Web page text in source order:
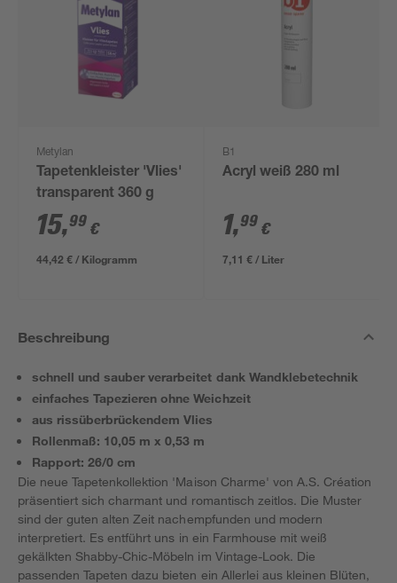
Metylan
Tapetenkleister 'Vlies'
transparent 360 g
15,99 €
44,42 € / Kilogramm
B1
Acryl weiß 280 ml
1,99 €
7,11 € / Liter
Beschreibung
schnell und sauber verarbeitet dank Wandklebetechnik
einfaches Tapezieren ohne Weichzeit
aus rissüberbrückendem Vlies
Rollenmaß: 10,05 m x 0,53 m
Rapport: 26/0 cm
Die neue Tapetenkollektion 'Maison Charme' von A.S. Création
präsentiert sich charmant und romantisch zeitlos. Die Muster
sind der guten alten Zeit nachempfunden und modern
interpretiert. Es entführt uns in ein Farmhouse mit weiß
gekälkten Shabby-Chic-Möbeln im Vintage-Look. Die
passenden Tapeten dazu bieten ein Allerlei aus kleinen Blüten,